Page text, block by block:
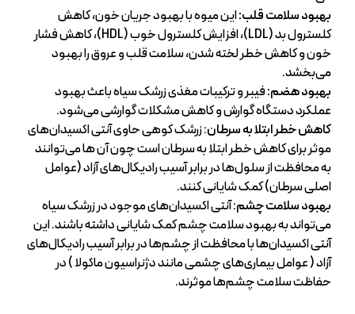
بهبود سلامت قلب:این میوه با بهبود جریان خون، کاهش
کلسترول بد (LDL)، افزایش کلسترول خوب (HDL)، کاهش فشار
خون و کاهش خطر لخته شدن، سلامت قلب و عروق را بهبود
می‌بخشد.
بهبود هضم:فیبر و ترکیبات مغذی زرشک سیاه باعث بهبود
عملکرد دستگاه گوارش و کاهش مشکلات گوارشی می‌شود.
کاهش خطر ابتلا به سرطان: زرشک کوهی حاوی آنتی اکسیدان‌های
موثر برای کاهش خطر ابتلا به سرطان است چون آن ها می‌توانند
به محافظت از سلول‌ها در برابر آسیب رادیکال‌های آزاد (عوامل
اصلی سرطان) کمک شایانی کنند.
بهبود سلامت چشم: آنتی اکسیدان‌های موجود در زرشک سیاه
می‌تواند به بهبود سلامت چشم کمک شایانی داشته باشند. این
آنتی اکسیدان‌ها با محافظت از چشم‌ها در برابر آسیب رادیکال‌های
آزاد ( عوامل بیماری‌های چشمی مانند دژنراسیون ماکولا ) در
حفاظت سلامت چشم‌ها موثرند.